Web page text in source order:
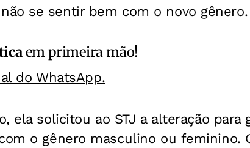
se sentir bem com o novo gênero.
em primeira mão!
do WhatsApp.
ela solicitou ao STJ a alteração
o gênero masculino ou feminino.